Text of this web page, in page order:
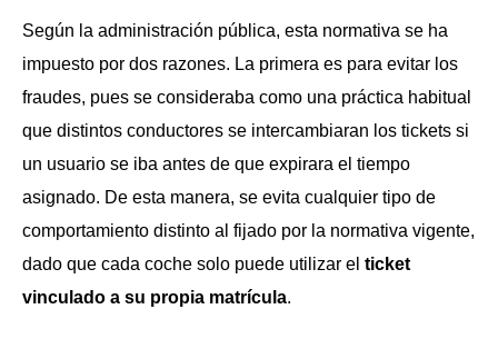
Según la administración pública, esta normativa se ha
impuesto por dos razones. La primera es para evitar los
fraudes, pues se consideraba como una práctica habitual
que distintos conductores se intercambiaran los tickets si
un usuario se iba antes de que expirara el tiempo
asignado. De esta manera, se evita cualquier tipo de
comportamiento distinto al fijado por la normativa vigente,
dado que cada coche solo puede utilizar el ticket
vinculado a su propia matrícula.